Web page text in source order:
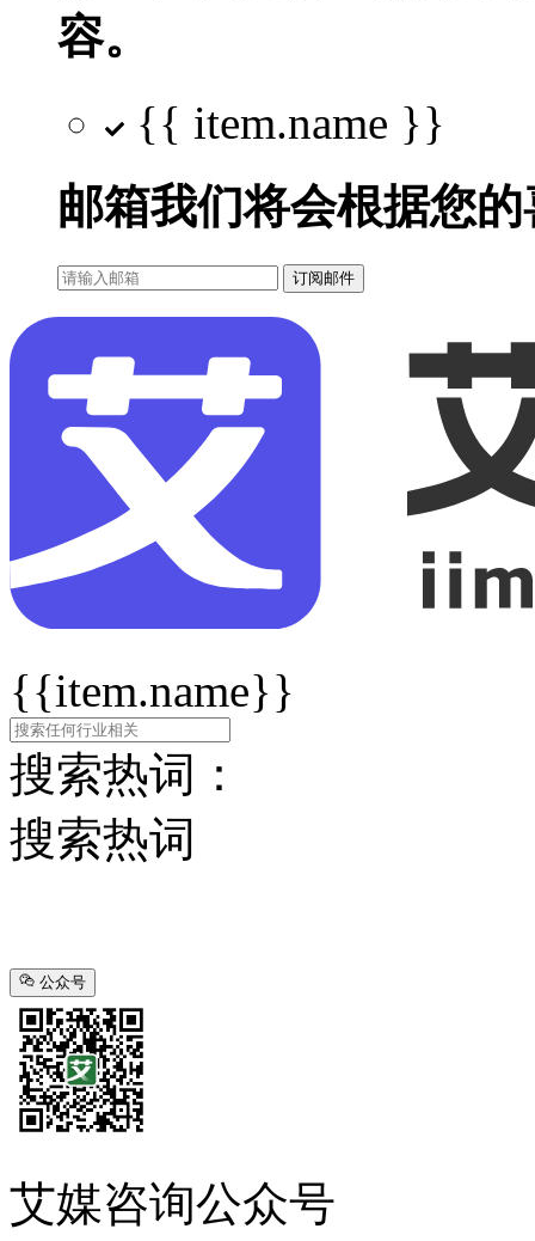
容。
{{ item.name }}
邮箱我们将会根据您
订阅邮件
{{item.name}}
搜索热词：
搜索热词
公众号
艾媒咨询公众号